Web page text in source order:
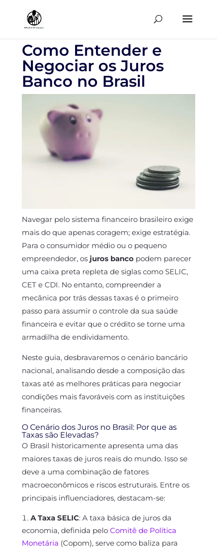
Como Entender e
Negociar os Juros
Banco no Brasil
Navegar pelo sistema financeiro brasileiro exige
mais do que apenas coragem; exige estratégia.
Para o consumidor médio ou o pequeno
empreendedor, os juros bancopodem parecer
uma caixa preta repleta de siglas como SELIC,
CET e CDI. No entanto, compreender a
mecânica por trás dessas taxas é o primeiro
passo para assumir o controle da sua saúde
financeira e evitar que o crédito se torne uma
armadilha de endividamento.
Neste guia, desbravaremos o cenário bancário
nacional, analisando desde a composição das
taxas até as melhores práticas para negociar
condições mais favoráveis com as instituições
financeiras.
O Cenário dos Juros no Brasil: Por que as
Taxas são Elevadas?
O Brasil historicamente apresenta uma das
maiores taxas de juros reais do mundo. Isso se
deve a uma combinação de fatores
macroeconômicos e riscos estruturais. Entre os
principais influenciadores, destacam-se:
A Taxa SELIC: A taxa básica de juros da
economia, definida pelo Comitê de Política
Monetária (Copom), serve como baliza para